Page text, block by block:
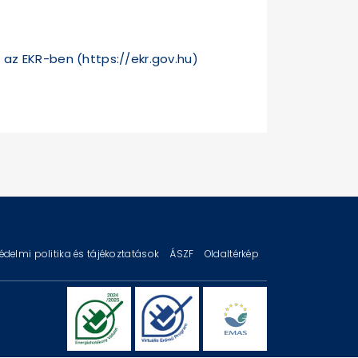
EKR-ben (https://ekr.gov.hu)
politika és tájékoztatások ÁSZF Oldaltérkép